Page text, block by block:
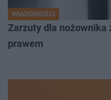
WIADOMOŚCI
Zarzuty dla nożownika
prawem